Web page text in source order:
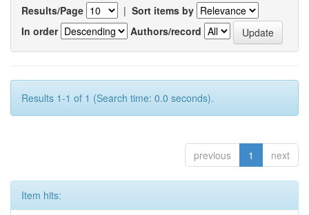
Results/Page | Sort items by
In order
Authors/record
Results 1-1 of 1 (Search time: 0.0 seconds).
previous 1 next
Item hits: